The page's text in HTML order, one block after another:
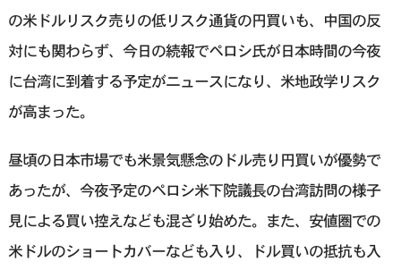
の米ドルリスク売りの低リスク通貨の円買いも、中国の反
対にも関わらず、今日の続報でペロシ氏が日本時間の今夜
に台湾に到着する予定がニュースになり、米地政学リスク
が高まった。
昼頃の日本市場でも米景気懸念のドル売り円買いが優勢で
あったが、今夜予定のペロシ米下院議長の台湾訪問の様子
見による買い控えなども混ざり始めた。また、安値圏での
米ドルのショートカバーなども入り、ドル買いの抵抗も入